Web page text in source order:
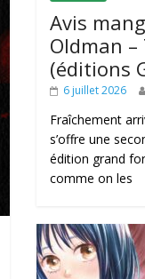
Avis
Oldman –
(éditions
6 juillet 2026
Fraîchement
s’offre une
édition grand
comme on les